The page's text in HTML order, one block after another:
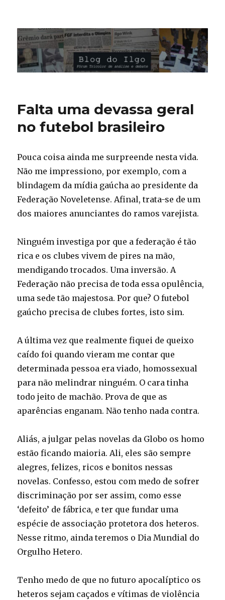
Blog do Ilgo Wink
Falta uma devassa geral
no futebol brasileiro
Pouca coisa ainda me surpreende nesta vida.
Não me impressiono, por exemplo, com a
blindagem da mídia gaúcha ao presidente da
Federação Noveletense. Afinal, trata-se de um
dos maiores anunciantes do ramos varejista.
Ninguém investiga por que a federação é tão
rica e os clubes vivem de pires na mão,
mendigando trocados. Uma inversão. A
Federação não precisa de toda essa opulência,
uma sede tão majestosa. Por que? O futebol
gaúcho precisa de clubes fortes, isto sim.
A última vez que realmente fiquei de queixo
caído foi quando vieram me contar que
determinada pessoa era viado, homossexual
para não melindrar ninguém. O cara tinha
todo jeito de machão. Prova de que as
aparências enganam. Não tenho nada contra.
Aliás, a julgar pelas novelas da Globo os homo
estão ficando maioria. Ali, eles são sempre
alegres, felizes, ricos e bonitos nessas
novelas. Confesso, estou com medo de sofrer
discriminação por ser assim, como esse
‘defeito’ de fábrica, e ter que fundar uma
espécie de associação protetora dos heteros.
Nesse ritmo, ainda teremos o Dia Mundial do
Orgulho Hetero.
Tenho medo de que no futuro apocalíptico os
heteros sejam caçados e vítimas de violência